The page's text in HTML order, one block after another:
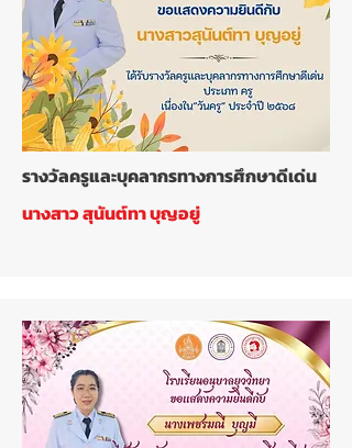
รางวัลครูและบุคลากรทางการศึกษาดีเด่น
นางสาว สุนันต์ทา บุญอยู่